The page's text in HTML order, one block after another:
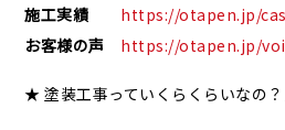
施工実績
https://otapen.jp/
お客様の声
https://otapen.jp/
★ 塗装工事っていくらくらいなの